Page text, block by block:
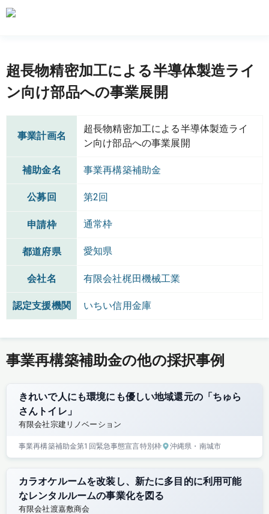
超長物精密加工による半導体製造ライ
ン向け部品への事業展開
事業計画名
超長物精密加工による半導体製造ライ
ン向け部品への事業展開
補助金名 事業再構築補助金
公募回 第2回
申請枠 通常枠
都道府県 愛知県
会社名 有限会社梶田機械工業
認定支援機関 いちい信用金庫
事業再構築補助金の他の採択事例
きれいで人にも環境にも優しい地域還元の「ちゅら
さんトイレ」
有限会社宗建リノベーション
事業再構築補助金第1回緊急事態宣言特別枠 沖縄県 ・南城市
カラオケルームを改装し、新たに多目的に利用可能
なレンタルルームの事業化を図る
有限会社渡嘉敷商会